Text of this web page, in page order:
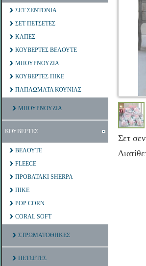
ΣΕΤ ΣΕΝΤΟΝΙΑ
ΣΕΤ ΠΕΤΣΕΤΕΣ
ΚΑΠΕΣ
ΚΟΥΒΕΡΤΕΣ ΒΕΛΟΥΤΕ
ΜΠΟΥΡΝΟΥΖΙΑ
ΚΟΥΒΕΡΤΕΣ ΠΙΚΕ
ΠΑΠΛΩΜΑΤΑ ΚΟΥΝΙΑΣ
ΜΠΟΥΡΝΟΥΖΙΑ
ΚΟΥΒΕΡΤΕΣ
ΒΕΛΟΥΤΕ
FLEECE
ΠΡΟΒΑΤΑΚΙ SHERPA
ΠΙΚΕ
POP CORN
CORAL SOFT
ΣΤΡΩΜΑΤΟΘΗΚΕΣ
ΠΕΤΣΕΤΕΣ
Σετ